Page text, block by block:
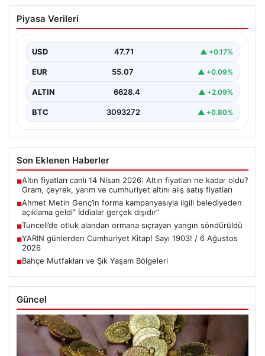
Ahmet Metin Genç’in forma
kampanyasıyla ilgili belediyeden
Piyasa Verileri
USD 47.71 ▲ +0.17%
EUR 55.07 ▲ +0.09%
ALTIN 6628.4 ▲ +2.09%
BTC 3093272 ▲ +0.80%
Son Eklenen Haberler
■Altın fiyatları canlı 14 Nisan 2026: Altın fiyatları ne kadar oldu?
Gram, çeyrek, yarım ve cumhuriyet altını alış satış fiyatları
■Ahmet Metin Genç’in forma kampanyasıyla ilgili belediyeden
açıklama geldi” İddialar gerçek dışıdır”
■Tunceli’de otluk alandan ormana sıçrayan yangın söndürüldü
■YARIN günlerden Cumhuriyet Kitap! Sayı 1903! / 6 Ağustos
2026
■Bahçe Mutfakları ve Şık Yaşam Bölgeleri
Güncel